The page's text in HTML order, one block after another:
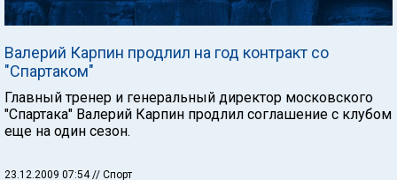
Валерий Карпин продлил на год контракт со
"Спартаком"
Главный тренер и генеральный директор московского
"Спартака" Валерий Карпин продлил соглашение с клубом
еще на один сезон.
23.12.2009 07:54 // Спорт